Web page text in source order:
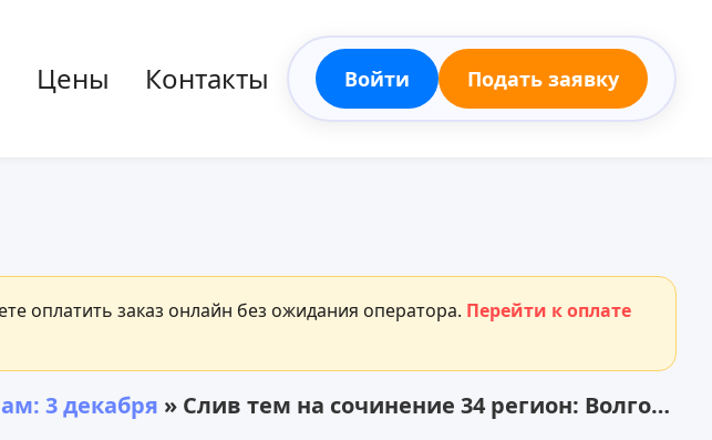
Цены Контакты Войти Подать заявку
оплатить заказ онлайн без ожидания оператора. Перейти к оплате
3 декабря » Слив тем на сочинение 34 регион: Волгоградская область 3 декабря 2025 - ЕГЭ